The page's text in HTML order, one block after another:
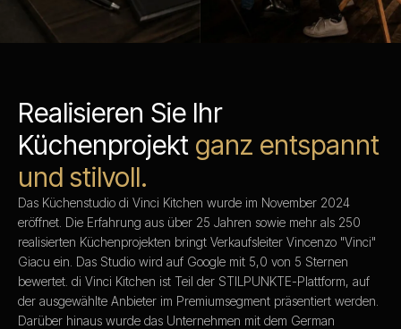
Realisieren Sie Ihr
Küchenprojekt ganz entspannt
und stilvoll.
Das Küchenstudio di Vinci Kitchen wurde im November 2024
eröffnet. Die Erfahrung aus über 25 Jahren sowie mehr als 250
realisierten Küchenprojekten bringt Verkaufsleiter Vincenzo "Vinci"
Giacu ein. Das Studio wird auf Google mit 5,0 von 5 Sternen
bewertet. di Vinci Kitchen ist Teil der STILPUNKTE-Plattform, auf
der ausgewählte Anbieter im Premiumsegment präsentiert werden.
Darüber hinaus wurde das Unternehmen mit dem German